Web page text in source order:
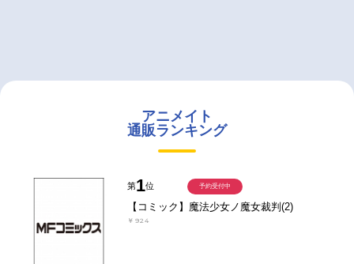
アニメイト
通販ランキング
第1位
【コミック】魔法少女ノ魔女裁判(2)
￥924
予約受付中